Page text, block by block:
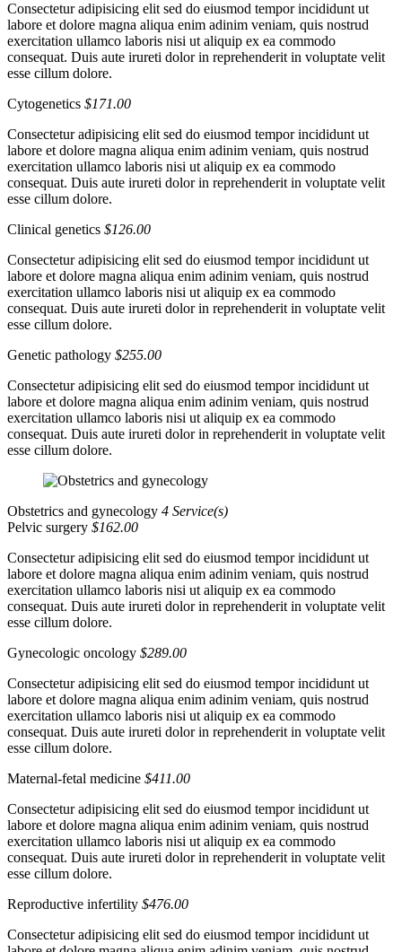
Consectetur adipisicing elit sed do eiusmod tempor incididunt ut
labore et dolore magna aliqua enim adinim veniam, quis nostrud
exercitation ullamco laboris nisi ut aliquip ex ea commodo
consequat. Duis aute irureti dolor in reprehenderit in voluptate velit
esse cillum dolore.
Cytogenetics $171.00
Consectetur adipisicing elit sed do eiusmod tempor incididunt ut
labore et dolore magna aliqua enim adinim veniam, quis nostrud
exercitation ullamco laboris nisi ut aliquip ex ea commodo
consequat. Duis aute irureti dolor in reprehenderit in voluptate velit
esse cillum dolore.
Clinical genetics $126.00
Consectetur adipisicing elit sed do eiusmod tempor incididunt ut
labore et dolore magna aliqua enim adinim veniam, quis nostrud
exercitation ullamco laboris nisi ut aliquip ex ea commodo
consequat. Duis aute irureti dolor in reprehenderit in voluptate velit
esse cillum dolore.
Genetic pathology $255.00
Consectetur adipisicing elit sed do eiusmod tempor incididunt ut
labore et dolore magna aliqua enim adinim veniam, quis nostrud
exercitation ullamco laboris nisi ut aliquip ex ea commodo
consequat. Duis aute irureti dolor in reprehenderit in voluptate velit
esse cillum dolore.
Obstetrics and gynecology 4 Service(s)
Pelvic surgery $162.00
Consectetur adipisicing elit sed do eiusmod tempor incididunt ut
labore et dolore magna aliqua enim adinim veniam, quis nostrud
exercitation ullamco laboris nisi ut aliquip ex ea commodo
consequat. Duis aute irureti dolor in reprehenderit in voluptate velit
esse cillum dolore.
Gynecologic oncology $289.00
Consectetur adipisicing elit sed do eiusmod tempor incididunt ut
labore et dolore magna aliqua enim adinim veniam, quis nostrud
exercitation ullamco laboris nisi ut aliquip ex ea commodo
consequat. Duis aute irureti dolor in reprehenderit in voluptate velit
esse cillum dolore.
Maternal-fetal medicine $411.00
Consectetur adipisicing elit sed do eiusmod tempor incididunt ut
labore et dolore magna aliqua enim adinim veniam, quis nostrud
exercitation ullamco laboris nisi ut aliquip ex ea commodo
consequat. Duis aute irureti dolor in reprehenderit in voluptate velit
esse cillum dolore.
Reproductive infertility $476.00
Consectetur adipisicing elit sed do eiusmod tempor incididunt ut